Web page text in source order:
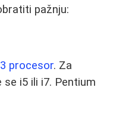
pažnju:
procesor. Za
i5 ili i7. Pentium